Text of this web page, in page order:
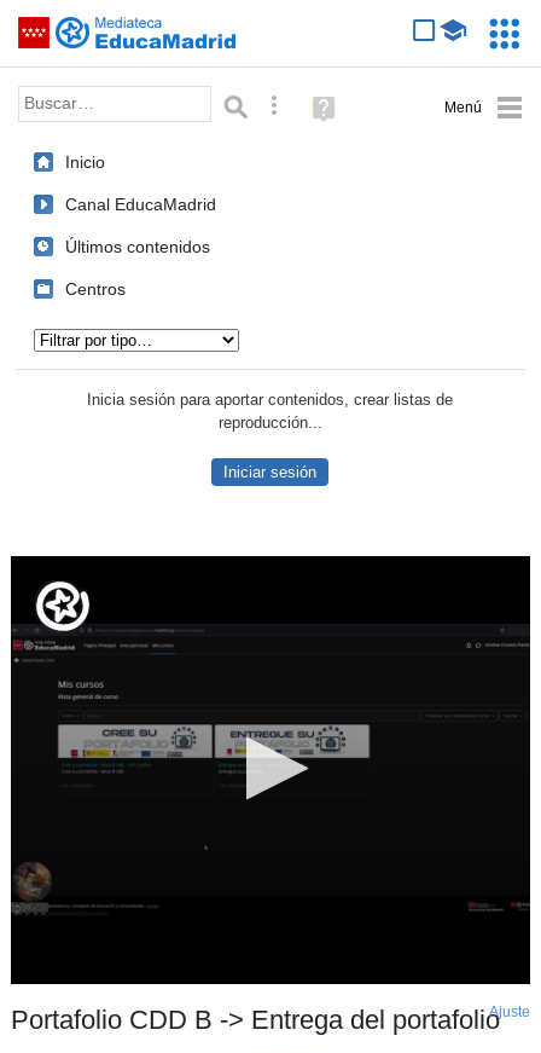
Saltar navegación
Palabra o frase: Búsqueda avanzada
Ayuda
(en
Inicio
Canal EducaMadrid
Últimos contenidos
Centros
Inicia sesión para aportar contenidos, crear listas de
reproducción...
Iniciar sesión
Portafolio CDD B -> Entrega del portafolioAjuste